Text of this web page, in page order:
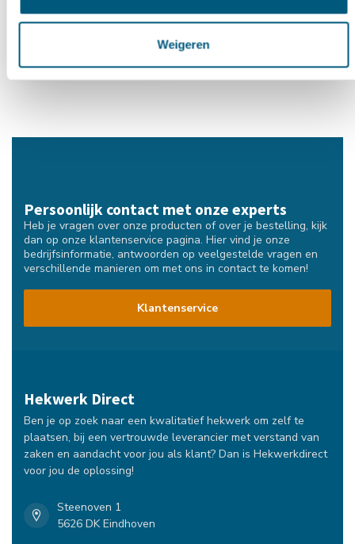
Weigeren
€19,95
Persoonlijk contact met onze experts
Heb je vragen over onze producten of over je bestelling, kijk
dan op onze klantenservice pagina. Hier vind je onze
bedrijfsinformatie, antwoorden op veelgestelde vragen en
verschillende manieren om met ons in contact te komen!
Klantenservice
Hekwerk Direct
Ben je op zoek naar een kwalitatief hekwerk om zelf te
plaatsen, bij een vertrouwde leverancier met verstand van
zaken en aandacht voor jou als klant? Dan is Hekwerkdirect
voor jou de oplossing!
Steenoven 1
5626 DK Eindhoven